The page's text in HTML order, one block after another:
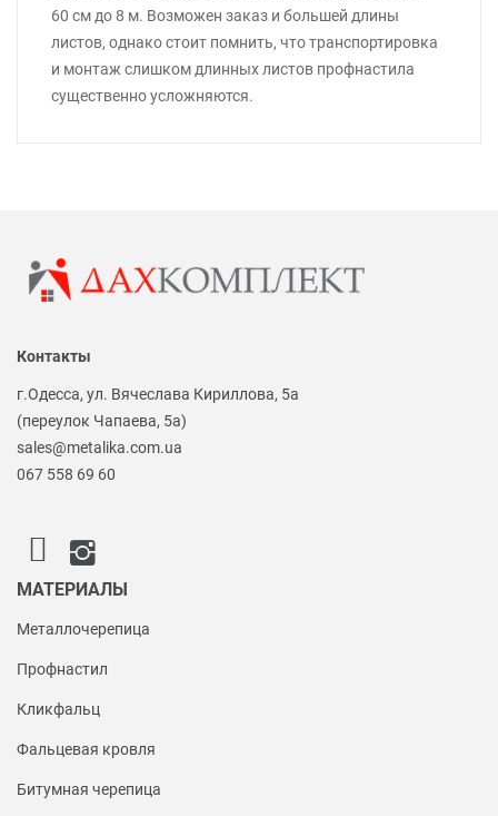
60 см до 8 м. Возможен заказ и большей длины
листов, однако стоит помнить, что транспортировка
и монтаж слишком длинных листов профнастила
существенно усложняются.
Контакты
г.Одесса, ул. Вячеслава Кириллова, 5а
(переулок Чапаева, 5а)
sales@metalika.com.ua
067 558 69 60
МАТЕРИАЛЫ
Металлочерепица
Профнастил
Кликфальц
Фальцевая кровля
Битумная черепица